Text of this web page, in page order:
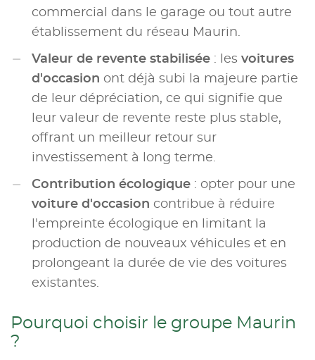
commercial dans le garage ou tout autre
établissement du réseau Maurin.
Valeur de revente stabilisée : les voitures
d'occasion ont déjà subi la majeure partie
de leur dépréciation, ce qui signifie que
leur valeur de revente reste plus stable,
offrant un meilleur retour sur
investissement à long terme.
Contribution écologique : opter pour une
voiture d'occasion contribue à réduire
l'empreinte écologique en limitant la
production de nouveaux véhicules et en
prolongeant la durée de vie des voitures
existantes.
Pourquoi choisir le groupe Maurin
?